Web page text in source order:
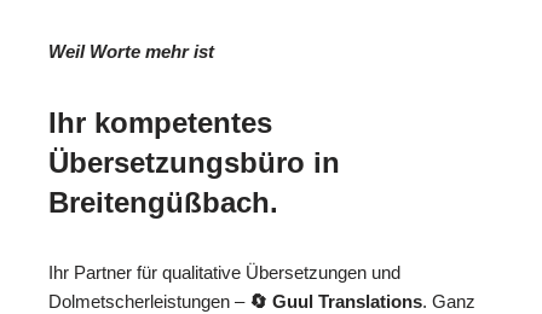
Weil Worte mehr ist
Ihr kompetentes
Übersetzungsbüro in
Breitengüßbach.
Ihr Partner für qualitative Übersetzungen und
Dolmetscherleistungen – 🔄 Guul Translations. Ganz